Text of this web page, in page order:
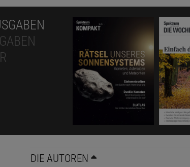
DIE AUTOREN